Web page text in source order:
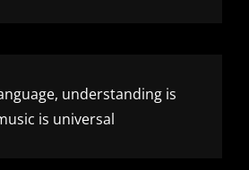
understanding is
is universal